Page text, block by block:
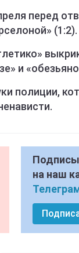
перед
(1:2).
и
полиции,
на наш